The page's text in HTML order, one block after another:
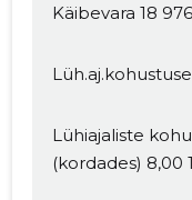
Käibevara 18
Lühiajaliste
(kordades) 8,00